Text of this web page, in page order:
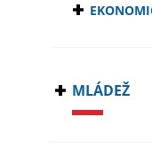
MLÁDEŽ